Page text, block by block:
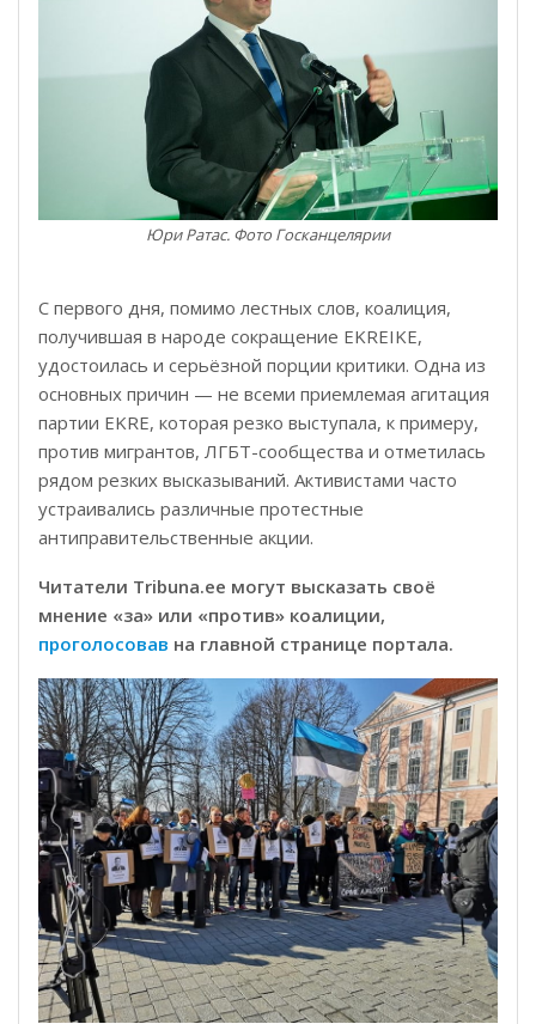
Юри Ратас. Фото Госканцелярии
С первого дня, помимо лестных слов, коалиция,
получившая в народе сокращение EKREIKE,
удостоилась и серьёзной порции критики. Одна из
основных причин — не всеми приемлемая агитация
партии EKRE, которая резко выступала, к примеру,
против мигрантов, ЛГБТ-сообщества и отметилась
рядом резких высказываний. Активистами часто
устраивались различные протестные
антиправительственные акции.
Читатели Tribuna.ee могут высказать своё
мнение «за» или «против» коалиции,
проголосовав на главной странице портала.